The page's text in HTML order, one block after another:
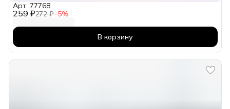
259 ₽272 ₽−5%
Арт: 77768
В корзину